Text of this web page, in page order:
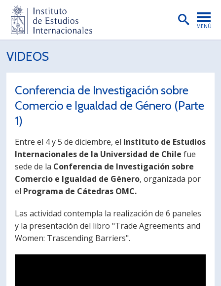
MENÚ
INSTITUTO
PREGRADO
POSTGRADO
EXTENSIÓN
PUBLICACIONES
BIBLIOTECA
ENGLISH
PORTUGUÊS
Postulantes Académicos
VIDEOS
Conferencia de Investigación sobre
Comercio e Igualdad de Género (Parte
1)
Entre el 4 y 5 de diciembre, el Instituto de Estudios
Internacionales de la Universidad de Chile fue
sede de la Conferencia de Investigación sobre
Comercio e Igualdad de Género, organizada por
el Programa de Cátedras OMC.
Las actividad contempla la realización de 6 paneles
y la presentación del libro "Trade Agreements and
Women: Trascending Barriers".